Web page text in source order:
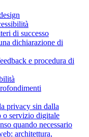
di successo
dichiarazione di
e procedura di
privacy sin dalla
o servizio digitale
quando necessario
architettura,